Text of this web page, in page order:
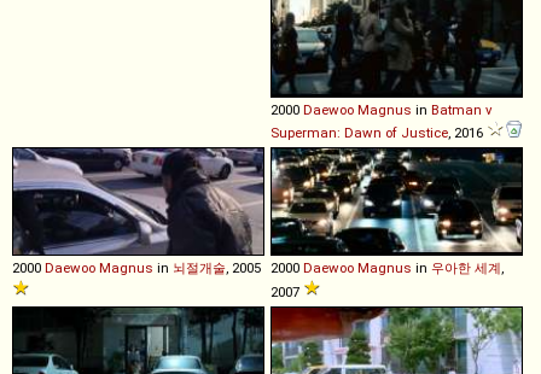
2000 Daewoo Magnus in Batman v
Superman: Dawn of Justice, 2016
2000 Daewoo Magnus in 뇌절개술, 2005 2000 Daewoo Magnus in 우아한 세계,
2007